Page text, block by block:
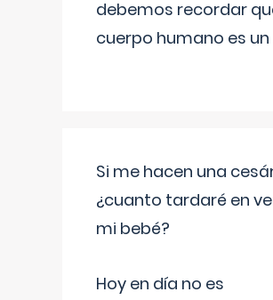
debemos recordar
cuerpo humano es
Si me hacen una
¿cuanto tardaré en
mi bebé?
Hoy en día no es